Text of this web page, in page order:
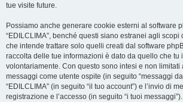
tue visite future.
Possiamo anche generare cookie esterni al software
“EDILCLIMA”, benché questi siano estranei agli
che intende trattare solo quelli creati dal software
raccolta delle tue informazioni è dato da quello che tu
volontariamente. Con questo sono intesi e non limitati
messaggi come utente ospite (in seguito “messaggi
“EDILCLIMA” (in seguito “il tuo account”) e l’invio di
registrazione e l’accesso (in seguito “i tuoi messaggi”).